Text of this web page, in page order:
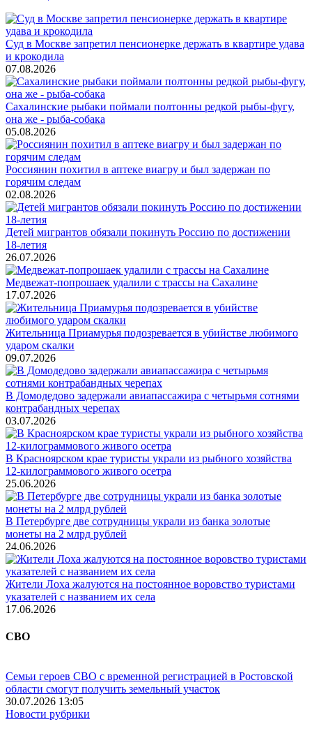
Суд в Москве запретил пенсионерке держать в квартире удава
и крокодила
07.08.2026
Сахалинские рыбаки поймали полтонны редкой рыбы-фугу,
она же - рыба-собака
05.08.2026
Россиянин похитил в аптеке виагру и был задержан по
горячим следам
02.08.2026
Детей мигрантов обязали покинуть Россию по достижении
18-летия
26.07.2026
Медвежат-попрошаек удалили с трассы на Сахалине
17.07.2026
Жительница Приамурья подозревается в убийстве любимого
ударом скалки
09.07.2026
В Домодедово задержали авиапассажира с четырьмя сотнями
контрабандных черепах
03.07.2026
В Красноярском крае туристы украли из рыбного хозяйства
12-килограммового живого осетра
25.06.2026
В Петербурге две сотрудницы украли из банка золотые
монеты на 2 млрд рублей
24.06.2026
Жители Лоха жалуются на постоянное воровство туристами
указателей с названием их села
17.06.2026
СВО
Семьи героев СВО с временной регистрацией в Ростовской
области смогут получить земельный участок
30.07.2026 13:05
Новости рубрики